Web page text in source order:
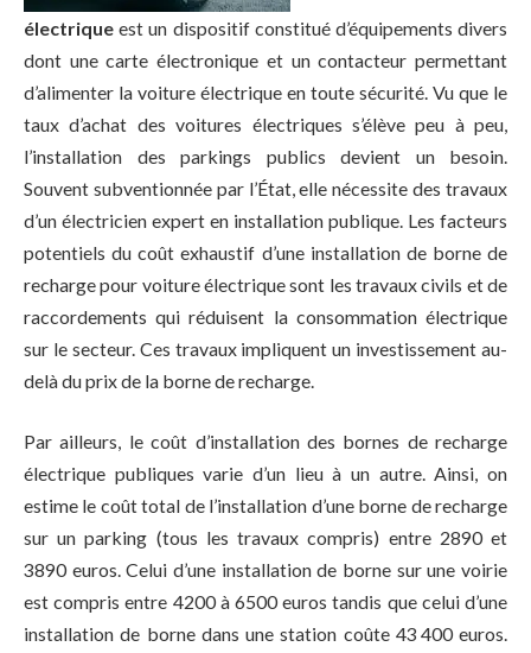
électrique est un dispositif constitué d’équipements divers
dont une carte électronique et un contacteur permettant
d’alimenter la voiture électrique en toute sécurité. Vu que le
taux d’achat des voitures électriques s’élève peu à peu,
l’installation des parkings publics devient un besoin.
Souvent subventionnée par l’État, elle nécessite des travaux
d’un électricien expert en installation publique. Les facteurs
potentiels du coût exhaustif d’une installation de borne de
recharge pour voiture électrique sont les travaux civils et de
raccordements qui réduisent la consommation électrique
sur le secteur. Ces travaux impliquent un investissement au-
delà du prix de la borne de recharge.
Par ailleurs, le coût d’installation des bornes de recharge
électrique publiques varie d’un lieu à un autre. Ainsi, on
estime le coût total de l’installation d’une borne de recharge
sur un parking (tous les travaux compris) entre 2890 et
3890 euros. Celui d’une installation de borne sur une voirie
est compris entre 4200 à 6500 euros tandis que celui d’une
installation de borne dans une station coûte 43 400 euros.